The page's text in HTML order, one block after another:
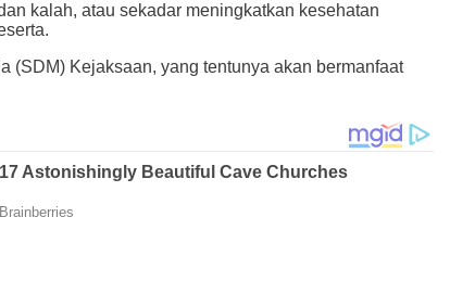
kalah, atau sekadar meningkatkan kesehatan
(SDM) Kejaksaan, yang tentunya akan bermanfaat